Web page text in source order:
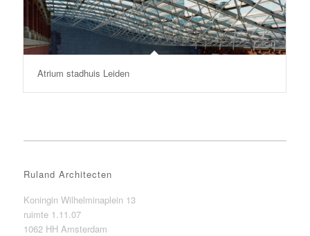
Atrium stadhuis Leiden
Ruland Architecten
Koningin Wilhelminaplein 13
ruimte 1.11.07
1062 HH Amsterdam